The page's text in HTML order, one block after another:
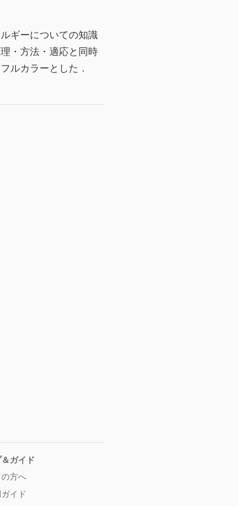
ギーについての知識
・方法・適応と同時
ルカラーとした．
ガイド
方へ
イド